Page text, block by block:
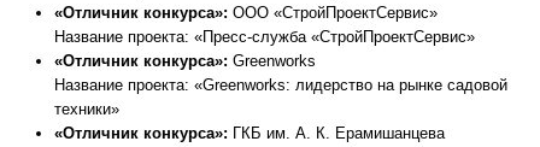
«Отличник конкурса»: ООО «СтройПроектСервис»
Название проекта: «Пресс-служба «СтройПроектСервис»
«Отличник конкурса»: Greenworks
Название проекта: «Greenworks: лидерство на рынке садовой
техники»
«Отличник конкурса»: ГКБ им. А. К. Ерамишанцева